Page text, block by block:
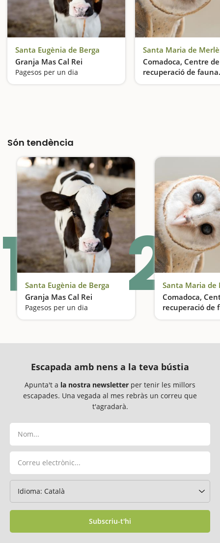
Santa Eugènia de Berga
Granja Mas Cal Rei
Pagesos per un dia
Santa Maria de
Comadoca, Centre de
recuperació de fauna
salvatge
Són tendència
1Santa Eugènia de Berga
Granja Mas Cal Rei
Pagesos per un dia 2Santa Maria de
Comadoca,
recuperació de
salvatge
Escapada amb nens a la teva bústia
Apunta't a la nostra newsletter per tenir les millors
escapades. Una vegada al mes rebràs un correu que
t'agradarà.
Subscriu-t'hi